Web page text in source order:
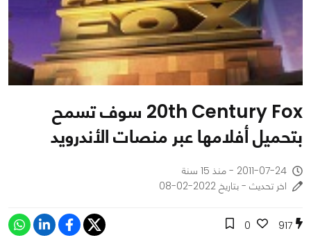
20th Century Fox سوف تسمح
بتحميل أفلامها عبر منصات الأندرويد
2011-07-24 - منذ 15 سنة
اخر تحديث - بتاريخ 2022-02-08
917
0